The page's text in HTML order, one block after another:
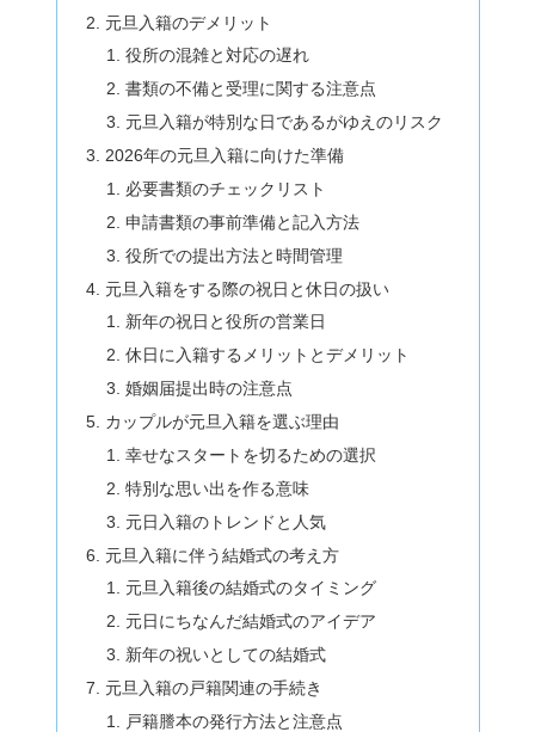
元旦入籍のデメリット
役所の混雑と対応の遅れ
書類の不備と受理に関する注意点
元旦入籍が特別な日であるがゆえのリスク
2026年の元旦入籍に向けた準備
必要書類のチェックリスト
申請書類の事前準備と記入方法
役所での提出方法と時間管理
元旦入籍をする際の祝日と休日の扱い
新年の祝日と役所の営業日
休日に入籍するメリットとデメリット
婚姻届提出時の注意点
カップルが元旦入籍を選ぶ理由
幸せなスタートを切るための選択
特別な思い出を作る意味
元日入籍のトレンドと人気
元旦入籍に伴う結婚式の考え方
元旦入籍後の結婚式のタイミング
元日にちなんだ結婚式のアイデア
新年の祝いとしての結婚式
元旦入籍の戸籍関連の手続き
戸籍謄本の発行方法と注意点